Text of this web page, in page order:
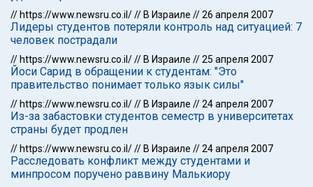
// https://www.newsru.co.il/// В Израиле //26 апреля 2007
Лидеры студентов потеряли контроль над ситуацией: 7
человек пострадали
// https://www.newsru.co.il/// В Израиле //25 апреля 2007
Йоси Сарид в обращении к студентам: "Это
правительство понимает только язык силы"
// https://www.newsru.co.il/// В Израиле //24 апреля 2007
Из-за забастовки студентов семестр в университетах
страны будет продлен
// https://www.newsru.co.il/// В Израиле //24 апреля 2007
Расследовать конфликт между студентами и
минпросом поручено раввину Малькиору